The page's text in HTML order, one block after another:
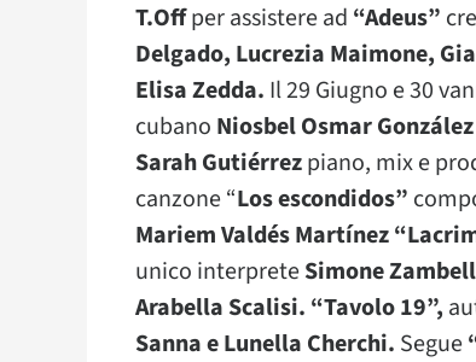
T.Offper assistere ad “Adeus”
Delgado, Lucrezia Maimone,
Elisa Zedda. Il 29 Giugno e 30
cubano Niosbel Osmar
Sarah Gutiérrezpiano, mix e
canzone “Los escondidos”
Mariem Valdés Martínez
unico interpreteSimone
Arabella Scalisi. “Tavolo 19”,
Sanna e Lunella Cherchi. Segue